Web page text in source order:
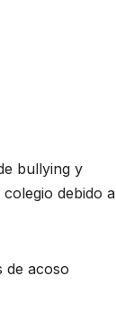
bullying y
debido a
de acoso